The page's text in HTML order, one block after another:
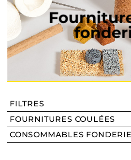
FILTRES
FOURNITURES COULÉES
CONSOMMABLES FONDERIE